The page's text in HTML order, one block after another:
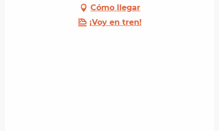
Cómo llegar
¡Voy en tren!